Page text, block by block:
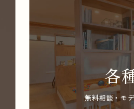
各
無料相談・モ